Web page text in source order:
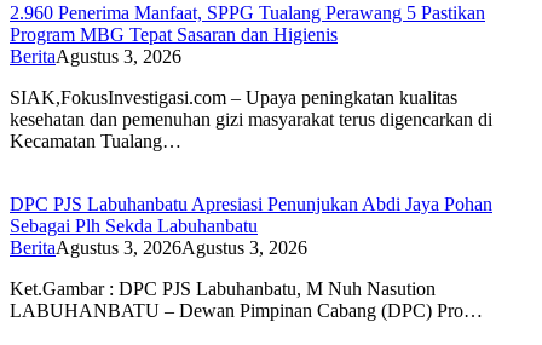
2.960 Penerima Manfaat, SPPG Tualang Perawang 5 Pastikan
Program MBG Tepat Sasaran dan Higienis
BeritaAgustus 3, 2026
SIAK,FokusInvestigasi.com – Upaya peningkatan kualitas
kesehatan dan pemenuhan gizi masyarakat terus digencarkan di
Kecamatan Tualang…
DPC PJS Labuhanbatu Apresiasi Penunjukan Abdi Jaya Pohan
Sebagai Plh Sekda Labuhanbatu
BeritaAgustus 3, 2026Agustus 3, 2026
Ket.Gambar : DPC PJS Labuhanbatu, M Nuh Nasution
LABUHANBATU – Dewan Pimpinan Cabang (DPC) Pro…